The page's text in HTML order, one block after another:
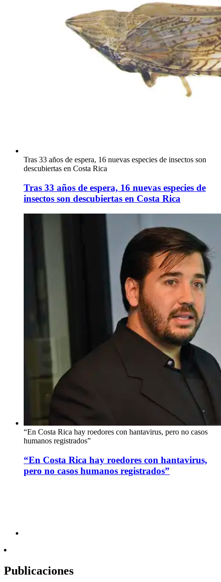
Tras 33 años de espera, 16 nuevas especies de insectos son
descubiertas en Costa Rica
Tras 33 años de espera, 16 nuevas especies de
insectos son descubiertas en Costa Rica
“En Costa Rica hay roedores con hantavirus, pero no casos
humanos registrados”
“En Costa Rica hay roedores con hantavirus,
pero no casos humanos registrados”
Publicaciones